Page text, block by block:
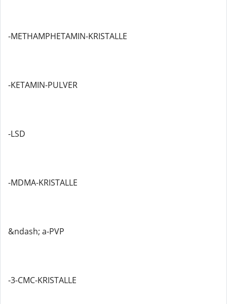
-METHAMPHETAMIN-KRISTALLE
-KETAMIN-PULVER
-LSD
-MDMA-KRISTALLE
&ndash; a-PVP
-3-CMC-KRISTALLE